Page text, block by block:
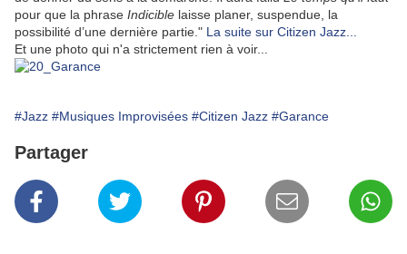
pour que la phrase Indicible laisse planer, suspendue, la
possibilité d’une dernière partie." La suite sur Citizen Jazz...
Et une photo qui n'a strictement rien à voir...
#Jazz #Musiques Improvisées #Citizen Jazz #Garance
Partager